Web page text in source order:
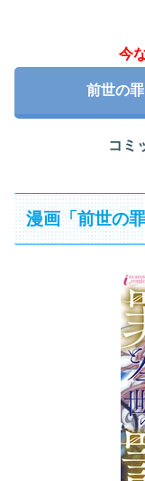
今
前世の
コミ
漫画「前世の